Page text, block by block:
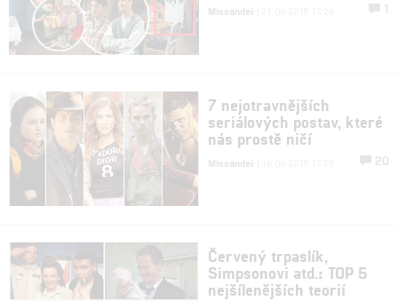
Missandei 1
7 nejotravnějších
seriálových postav, které
nás prostě ničí
Missandei 20
Červený trpaslík,
Simpsonovi atd.: TOP 5
nejšílenějších teorií